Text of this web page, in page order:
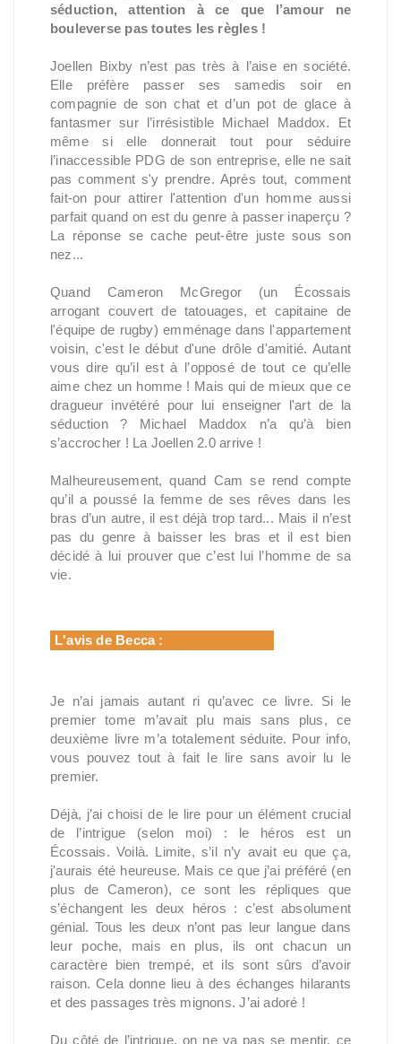
séduction, attention à ce que l’amour ne
bouleverse pas toutes les règles !
Joellen Bixby n’est pas très à l’aise en société.
Elle préfère passer ses samedis soir en
compagnie de son chat et d’un pot de glace à
fantasmer sur l’irrésistible Michael Maddox. Et
même si elle donnerait tout pour séduire
l’inaccessible PDG de son entreprise, elle ne sait
pas comment s'y prendre. Après tout, comment
fait-on pour attirer l'attention d'un homme aussi
parfait quand on est du genre à passer inaperçu ?
La réponse se cache peut-être juste sous son
nez...
Quand Cameron McGregor (un Écossais
arrogant couvert de tatouages, et capitaine de
l'équipe de rugby) emménage dans l'appartement
voisin, c'est le début d'une drôle d'amitié. Autant
vous dire qu’il est à l’opposé de tout ce qu’elle
aime chez un homme ! Mais qui de mieux que ce
dragueur invétéré pour lui enseigner l'art de la
séduction ? Michael Maddox n’a qu’à bien
s’accrocher ! La Joellen 2.0 arrive !
Malheureusement, quand Cam se rend compte
qu’il a poussé la femme de ses rêves dans les
bras d’un autre, il est déjà trop tard... Mais il n’est
pas du genre à baisser les bras et il est bien
décidé à lui prouver que c’est lui l’homme de sa
vie.
L'avis de Becca :
Je n’ai jamais autant ri qu’avec ce livre. Si le
premier tome m’avait plu mais sans plus, ce
deuxième livre m’a totalement séduite. Pour info,
vous pouvez tout à fait le lire sans avoir lu le
premier.
Déjà, j’ai choisi de le lire pour un élément crucial
de l’intrigue (selon moi) : le héros est un
Écossais. Voilà. Limite, s’il n’y avait eu que ça,
j'aurais été heureuse. Mais ce que j’ai préféré (en
plus de Cameron), ce sont les répliques que
s’échangent les deux héros : c’est absolument
génial. Tous les deux n’ont pas leur langue dans
leur poche, mais en plus, ils ont chacun un
caractère bien trempé, et ils sont sûrs d’avoir
raison. Cela donne lieu à des échanges hilarants
et des passages très mignons. J’ai adoré !
Du côté de l’intrigue, on ne va pas se mentir, ce